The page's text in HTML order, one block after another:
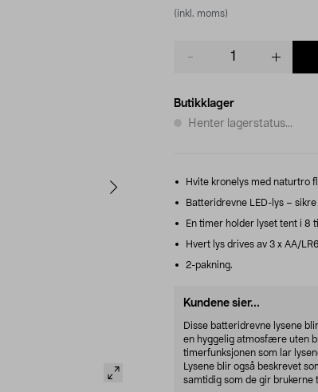
(inkl. moms)
Butikklager
Henter lagerstatus...
Hvite kronelys med naturtro
Batteridrevne LED-lys –
En timer holder lyset tent i 8
Hvert lys drives av 3 x AA/
2-pakning.
Kundene sier...
Disse batteridrevne lysene
en hyggelig atmosfære uten
timerfunksjonen som lar
Lysene blir også beskrevet
samtidig som de gir brukerne